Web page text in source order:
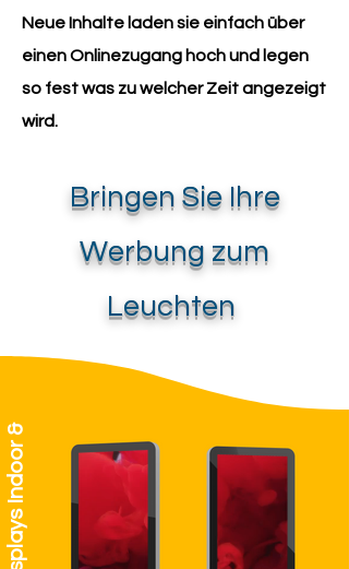
Neue Inhalte laden sie einfach über
einen Onlinezugang hoch und legen
so fest was zu welcher Zeit angezeigt
wird.
Bringen Sie Ihre
Werbung zum
Leuchten